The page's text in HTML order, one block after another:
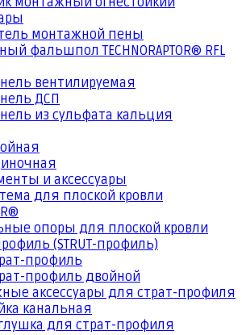
монтажной пены
фальшпол TECHNORAPTOR® RFL
вентилируемая
ДСП
из сульфата кальция
и аксессуары
для плоской кровли
опоры для плоской кровли
(STRUT-профиль)
профиль
профиль двойной
аксессуары для страт-профиля
канальная
для страт-профиля